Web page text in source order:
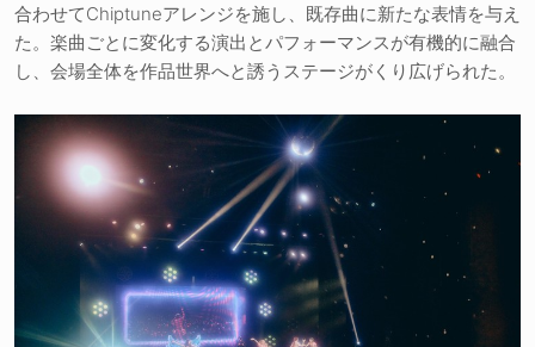
合わせてChiptuneアレンジを施し、既存曲に新たな表情を与え
た。楽曲ごとに変化する演出とパフォーマンスが有機的に融合
し、会場全体を作品世界へと誘うステージがくり広げられた。